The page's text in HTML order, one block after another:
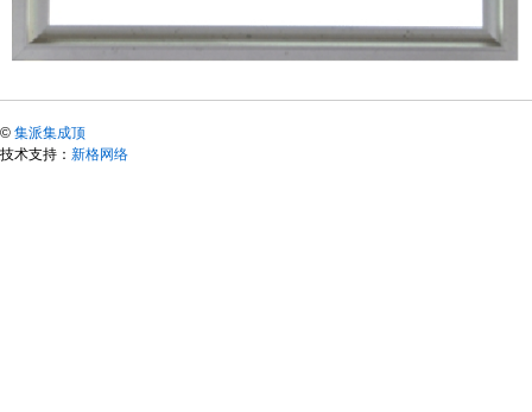
© 集派集成顶
技术支持： 新格网络